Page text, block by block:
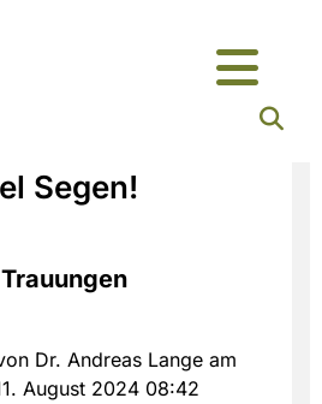
Segen!
Trauungen
Dr. Andreas Lange am
August 2024 08:42